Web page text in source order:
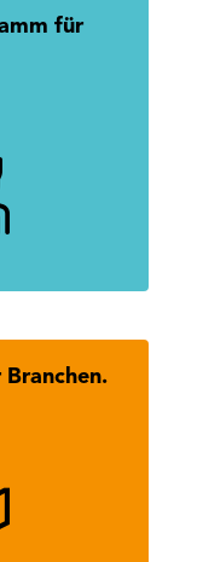
für
erfahren
erfahren